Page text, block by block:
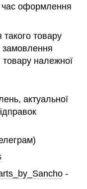
час оформлення
такого товару
замовлення
належної
актуальної
-